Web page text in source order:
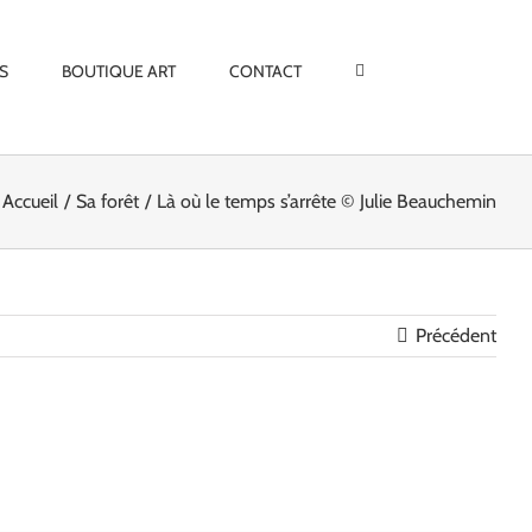
BOUTIQUE ART CONTACT
Accueil Sa forêt Là où le temps s’arrête © Julie Beauchemin
Précédent